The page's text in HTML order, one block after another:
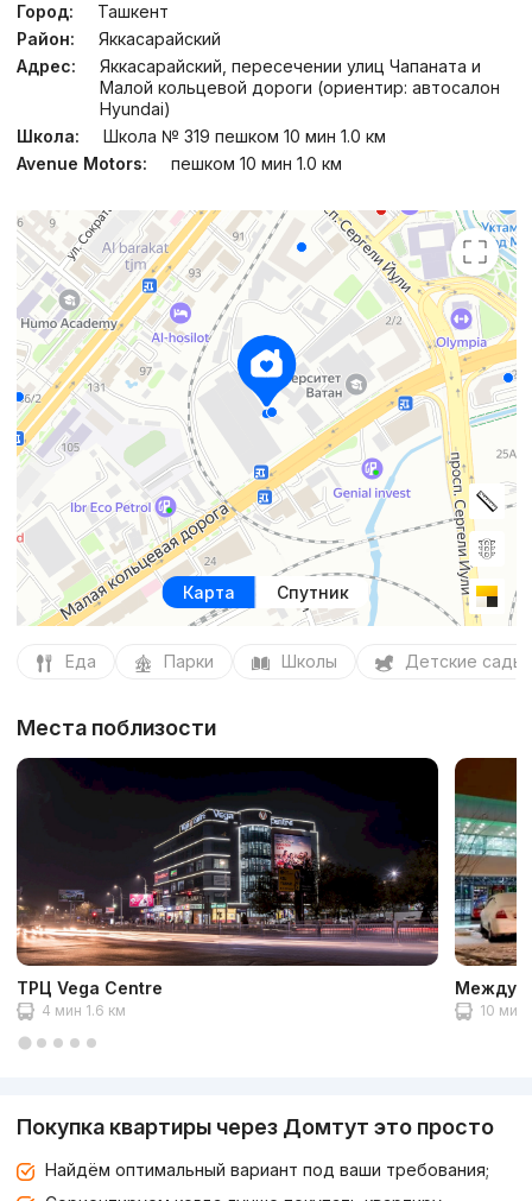
Город:
Ташкент
Район:
Яккасарайский
Адрес:
Яккасарайский, пересечении улиц Чапаната и
Малой кольцевой дороги (ориентир: автосалон
Hyundai)
Школа:
Школа № 319 пешком 10 мин 1.0 км
Avenue Motors:
пешком 10 мин 1.0 км
Карта Спутник
Еда Парки Школы Детские сады
Места поблизости
ТРЦ Vega Centre
4 мин 1.6 км 10 мин
Покупка квартиры через Домтут это просто
Найдём оптимальный вариант под ваши требования;